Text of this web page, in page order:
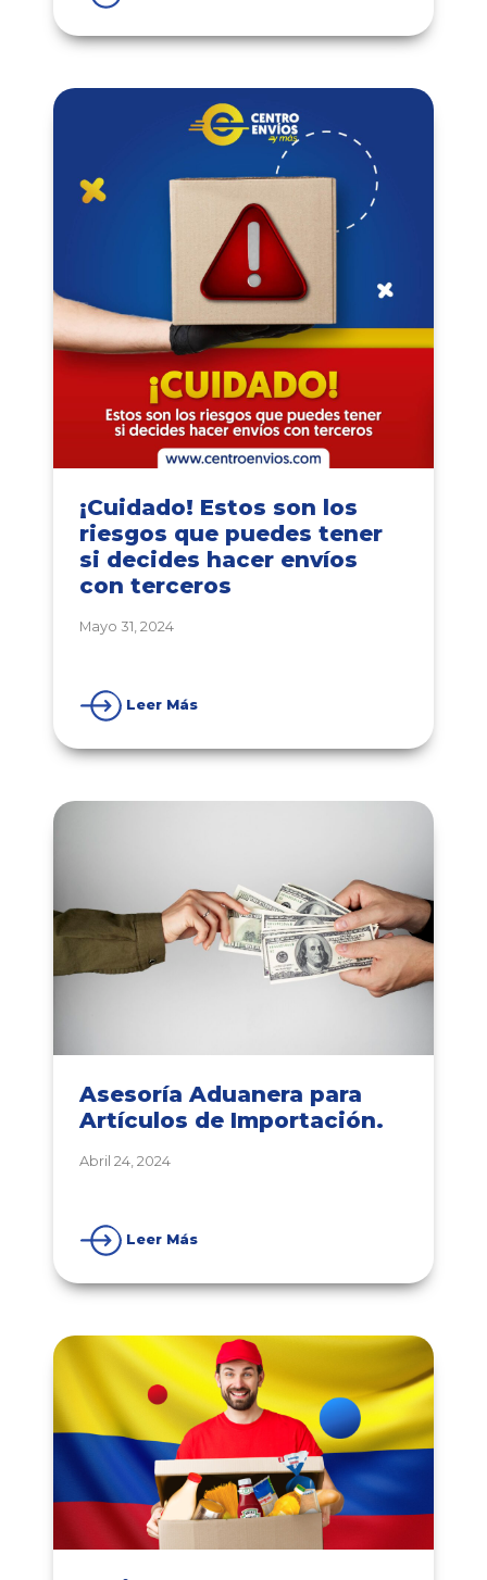
¡Cuidado! Estos son los
riesgos que puedes tener
si decides hacer envíos
con terceros
Mayo 31, 2024
Leer Más
Asesoría Aduanera para
Artículos de Importación.
Abril 24, 2024
Leer Más